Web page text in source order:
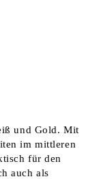
und Gold. Mit
im mittleren
für den
auch als